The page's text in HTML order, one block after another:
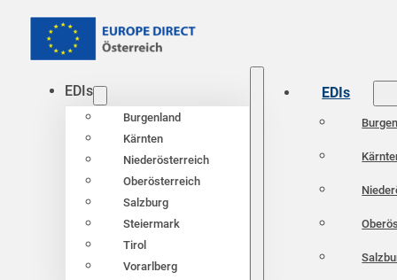
EDIs
Burgenland
Kärnten
Niederösterreich
Oberösterreich
Salzburg
Steiermark
Tirol
Vorarlberg
EDIs